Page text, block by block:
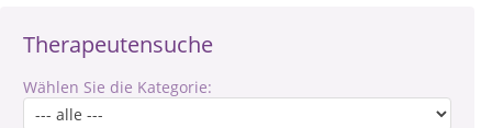
Therapeutensuche
Wählen Sie die Kategorie: